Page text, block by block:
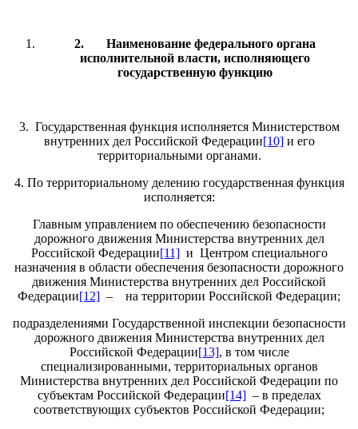
2. Наименование федерального органа
исполнительной власти, исполняющего
государственную функцию
3. Государственная функция исполняется Министерством
внутренних дел Российской Федерации[10] и его
территориальными органами.
4. По территориальному делению государственная функция
исполняется:
Главным управлением по обеспечению безопасности
дорожного движения Министерства внутренних дел
Российской Федерации[11] и Центром специального
назначения в области обеспечения безопасности дорожного
движения Министерства внутренних дел Российской
Федерации[12] – на территории Российской Федерации;
подразделениями Государственной инспекции безопасности
дорожного движения Министерства внутренних дел
Российской Федерации[13], в том числе
специализированными, территориальных органов
Министерства внутренних дел Российской Федерации по
субъектам Российской Федерации[14] – в пределах
соответствующих субъектов Российской Федерации;